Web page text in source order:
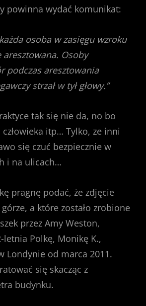
powinna wydać komunikat:
osoba w zasięgu wzroku
Osoby
podczas aresztowania
strzał w tył głowy.”
tak się nie da, no bo
itp… Tylko, ze inni
się czuć bezpiecznie w
i na ulicach…
pragnę podać, że zdjęcie
a które zostało zrobione
przez Amy Weston,
letnia Polkę, Monikę K.,
Londynie od marca 2011.
się skacząc z
budynku.